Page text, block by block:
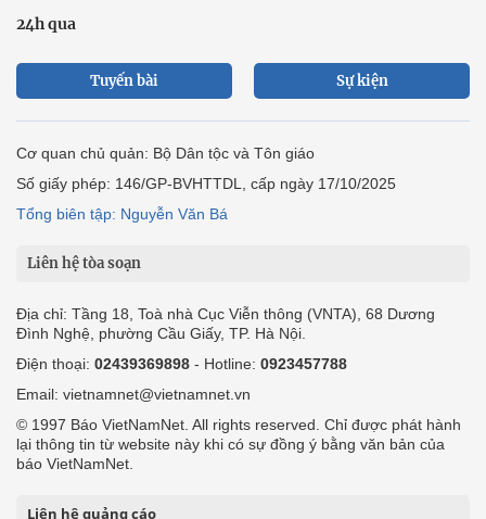
24h qua
Tuyến bài Sự kiện
Cơ quan chủ quản: Bộ Dân tộc và Tôn giáo
Số giấy phép: 146/GP-BVHTTDL, cấp ngày 17/10/2025
Tổng biên tập: Nguyễn Văn Bá
Liên hệ tòa soạn
Địa chỉ: Tầng 18, Toà nhà Cục Viễn thông (VNTA), 68 Dương
Đình Nghệ, phường Cầu Giấy, TP. Hà Nội.
Điện thoại: 02439369898 - Hotline: 0923457788
Email: vietnamnet@vietnamnet.vn
© 1997 Báo VietNamNet. All rights reserved. Chỉ được phát hành
lại thông tin từ website này khi có sự đồng ý bằng văn bản của
báo VietNamNet.
Liên hệ quảng cáo